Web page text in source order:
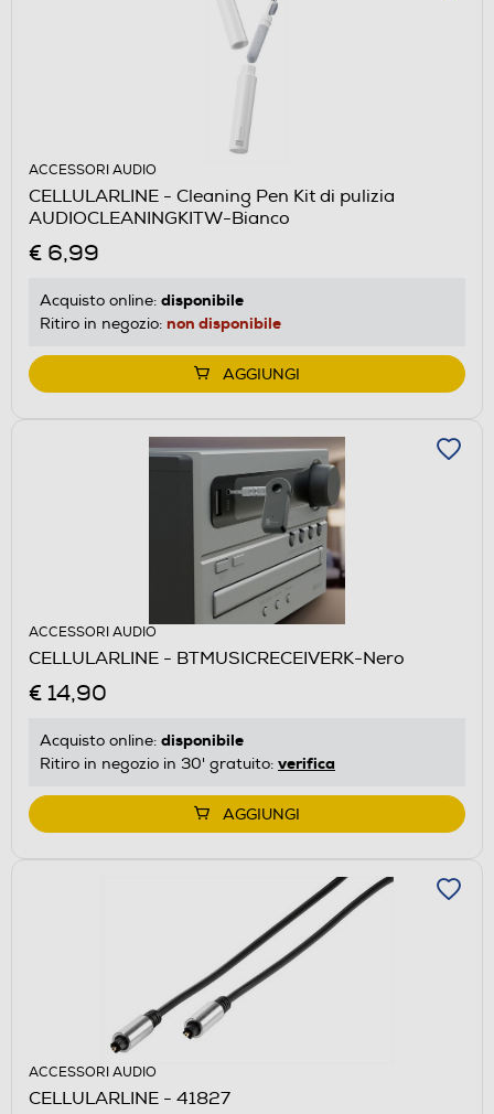
ACCESSORI AUDIO
CELLULARLINE - Cleaning Pen Kit di pulizia
AUDIOCLEANINGKITW-Bianco
€ 6,99
Acquisto online: disponibile
Ritiro in negozio: non disponibile
AGGIUNGI
ACCESSORI AUDIO
CELLULARLINE - BTMUSICRECEIVERK-Nero
€ 14,90
Acquisto online: disponibile
Ritiro in negozio in 30' gratuito: verifica
AGGIUNGI
ACCESSORI AUDIO
CELLULARLINE - 41827